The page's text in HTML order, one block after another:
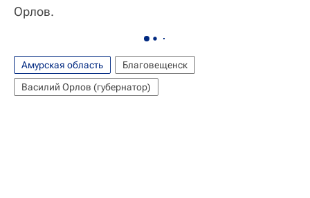
Орлов.
Амурская область
Благовещенск
Василий Орлов (губернатор)